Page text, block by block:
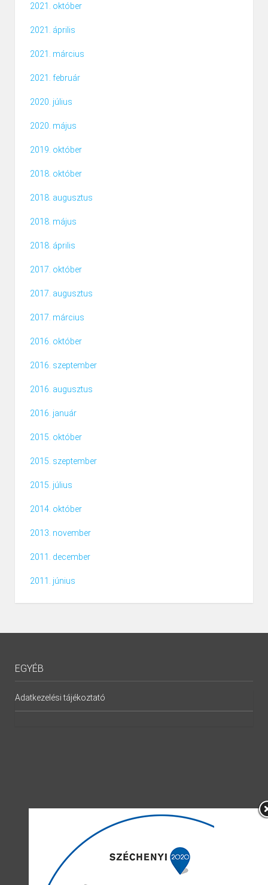
2021. október
2021. április
2021. március
2021. február
2020. július
2020. május
2019. október
2018. október
2018. augusztus
2018. május
2018. április
2017. október
2017. augusztus
2017. március
2016. október
2016. szeptember
2016. augusztus
2016. január
2015. október
2015. szeptember
2015. július
2014. október
2013. november
2011. december
2011. június
EGYÉB
Adatkezelési tájékoztató